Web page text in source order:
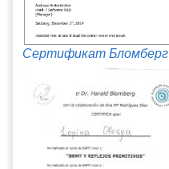
Сертификат Бломберг